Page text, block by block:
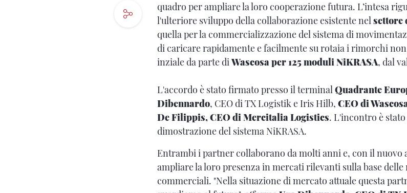
quadro per ampliare la loro cooperazione futura. L’intesa
l'ulteriore sviluppo della collaborazione esistente nelsettore
quella per la commercializzazione del sistema di
di caricare rapidamente e facilmente su rotaia i rimorchi
inziale da parte diWascosa per 125 moduli NiKRASA, dal
L'accordo è stato firmato presso il terminalQuadrante
Dibennardo, CEO di TX Logistik e Iris Hilb, CEO di
De Filippis, CEO di Mercitalia Logistics. L'incontro è
dimostrazione del sistema NiKRASA.
Entrambi i partner collaborano da molti anni e, con il nuovo
ampliare la loro presenza in mercati rilevanti sulla base
commerciali. "Nella situazione di mercato attuale questa